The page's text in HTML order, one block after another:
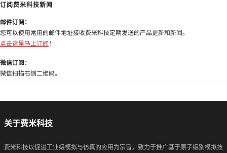
订阅费米科技新闻
邮件订阅：
您可以使用常用的邮件地址接收费米科技定期发送的产品更新和新闻。
点击这里马上订阅 ！
微信订阅：
微信扫描右侧二维码。
关于费米科技
费米科技以促进工业级模拟与仿真的应用为宗旨，致力于推广基于原子级别模拟技